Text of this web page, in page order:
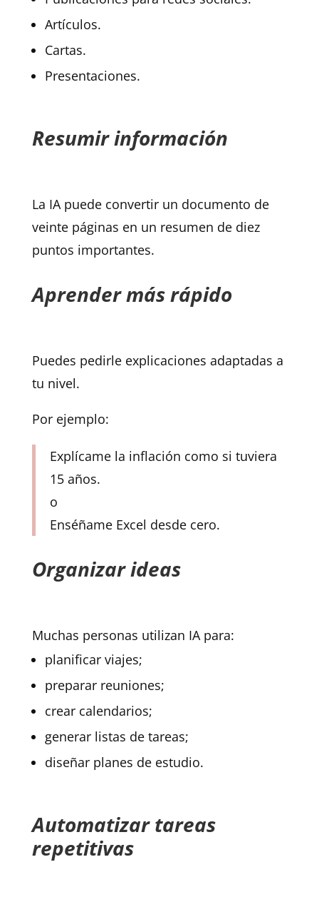
Artículos.
Cartas.
Presentaciones.
Resumir información
La IA puede convertir un documento de
veinte páginas en un resumen de diez
puntos importantes.
Aprender más rápido
Puedes pedirle explicaciones adaptadas a
tu nivel.
Por ejemplo:
Explícame la inflación como si tuviera
15 años.
o
Enséñame Excel desde cero.
Organizar ideas
Muchas personas utilizan IA para:
planificar viajes;
preparar reuniones;
crear calendarios;
generar listas de tareas;
diseñar planes de estudio.
Automatizar tareas
repetitivas